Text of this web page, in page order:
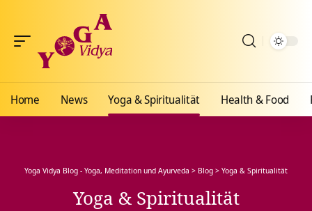
Home News Yoga & Spiritualität Health & Food
Yoga Vidya Blog - Yoga, Meditation und Ayurveda > Blog > Yoga & Spiritualität
Yoga & Spiritualität